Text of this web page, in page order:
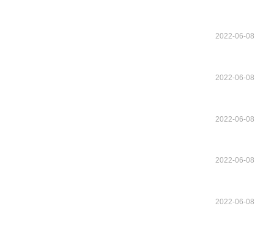
2022-06-08
2022-06-08
2022-06-08
2022-06-08
2022-06-08